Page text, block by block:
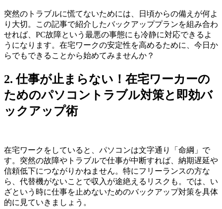
突然のトラブルに慌てないためには、日頃からの備えが何よ
り大切。この記事で紹介したバックアッププランを組み合わ
せれば、PC故障という最悪の事態にも冷静に対応できるよ
うになります。在宅ワークの安定性を高めるために、今日か
らでもできることから始めてみませんか？
2. 仕事が止まらない！在宅ワーカーの
ためのパソコントラブル対策と即効バ
ックアップ術
在宅ワークをしていると、パソコンは文字通り「命綱」で
す。突然の故障やトラブルで仕事が中断すれば、納期遅延や
信頼低下につながりかねません。特にフリーランスの方な
ら、代替機がないことで収入が途絶えるリスクも。では、い
ざという時に仕事を止めないためのバックアップ対策を具体
的に見ていきましょう。